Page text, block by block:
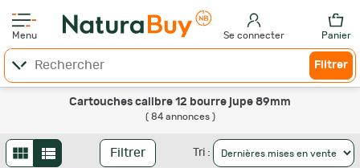
Menu Se connecter Panier
Filtrer
Cartouches calibre 12 bourre jupe 89mm
( 84 annonces )
Filtrer Tri :